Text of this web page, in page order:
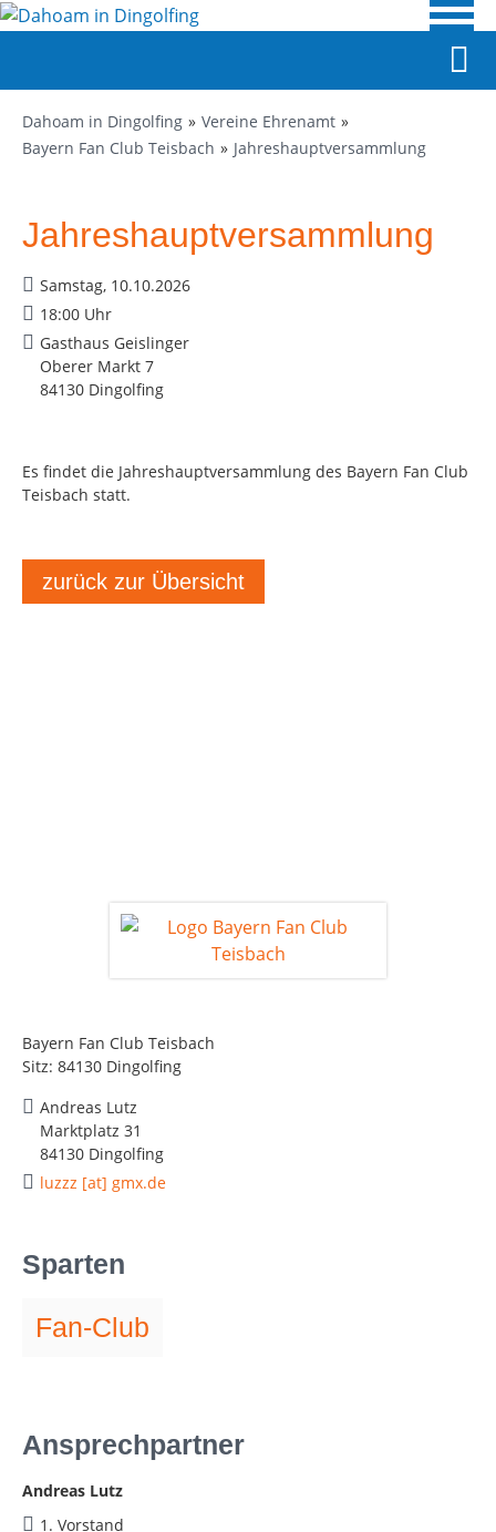
Dahoam in Dingolfing
Vereine Ehrenamt
Bayern Fan Club Teisbach
Jahreshauptversammlung
Bayern Fan Club Teisbach
Sitz: 84130 Dingolfing
Andreas Lutz
Marktplatz 31
84130 Dingolfing
luzzz [at] gmx.de
Sparten
Fan-Club
Jahreshauptversammlung
Samstag, 10.10.2026
18:00 Uhr
Gasthaus Geislinger
Oberer Markt 7
84130 Dingolfing
Es findet die Jahreshauptversammlung des Bayern Fan Club
Teisbach statt.
zurück zur Übersicht
Ansprechpartner
Andreas Lutz
1. Vorstand